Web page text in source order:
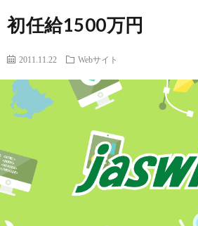
初任給1500万円
2011.11.22 Webサイト